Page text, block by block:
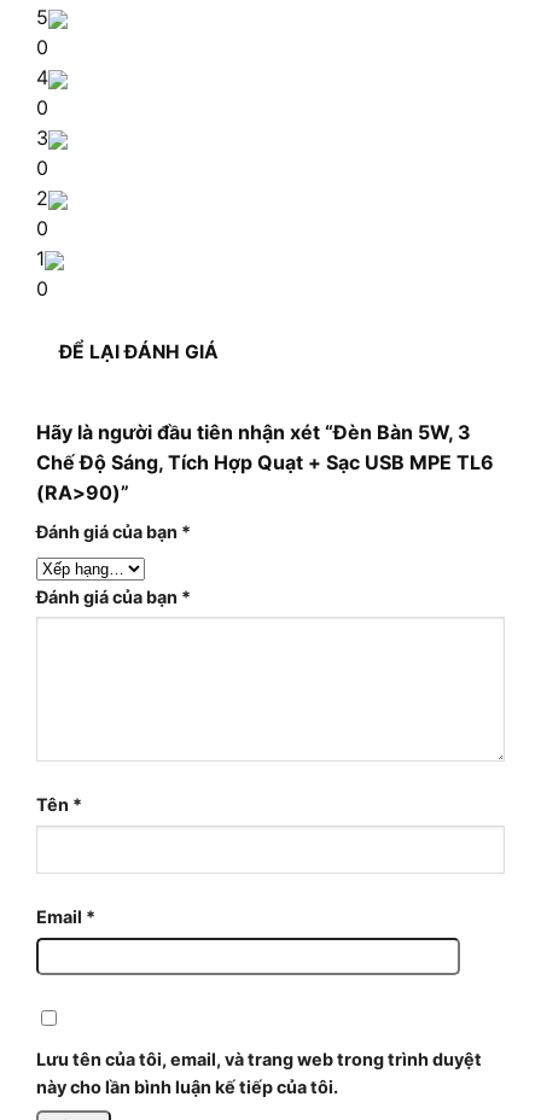
5
0
4
0
3
0
2
0
1
0
ĐỂ LẠI ĐÁNH GIÁ
Hãy là người đầu tiên nhận xét “Đèn Bàn 5W, 3
Chế Độ Sáng, Tích Hợp Quạt + Sạc USB MPE TL6
(RA>90)”
Đánh giá của bạn *
Đánh giá của bạn *
Tên *
Email *
Lưu tên của tôi, email, và trang web trong trình duyệt
này cho lần bình luận kế tiếp của tôi.